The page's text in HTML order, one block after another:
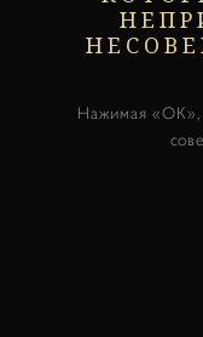
Нажимая «ОК»,